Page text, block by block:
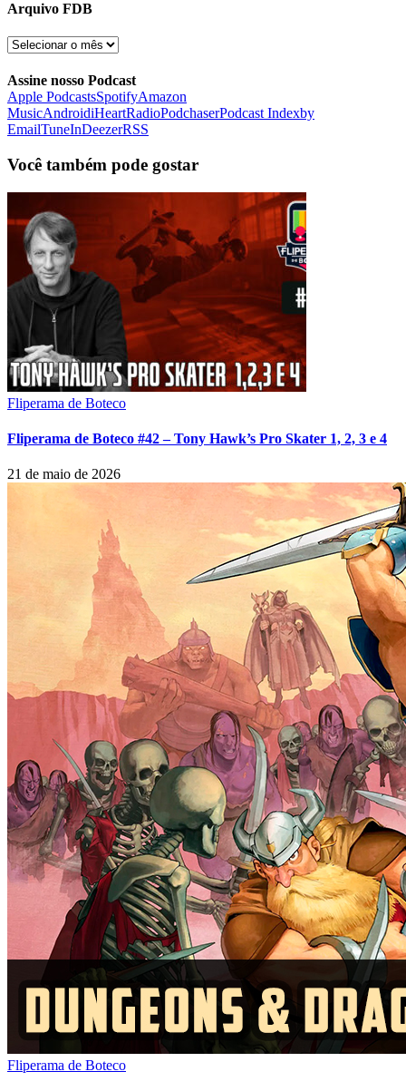
Arquivo FDB
Arquivo
Assine nosso Podcast
Apple PodcastsSpotifyAmazon
MusicAndroidiHeartRadioPodchaserPodcast Indexby
EmailTuneInDeezerRSS
Você também pode gostar
Fliperama de Boteco
Fliperama de Boteco #42 – Tony Hawk’s Pro Skater 1, 2, 3 e 4
21 de maio de 2026
Fliperama de Boteco